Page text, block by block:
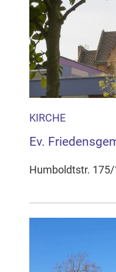
KIRCHE
Ev.
Humboldtstr.